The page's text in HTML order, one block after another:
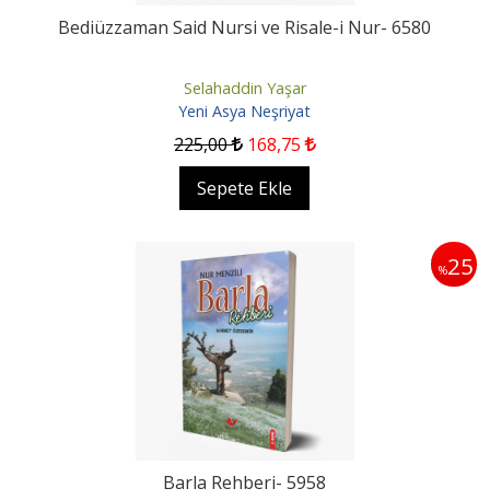
Bediüzzaman Said Nursi ve Risale-i Nur- 6580
Selahaddin Yaşar
Yeni Asya Neşriyat
225,00 168,75
Sepete Ekle
%25
Barla Rehberi- 5958